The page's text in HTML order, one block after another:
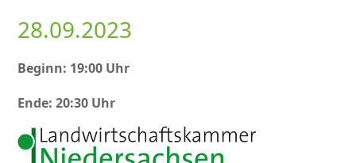
28.09.2023
Beginn: 19:00 Uhr
Ende: 20:30 Uhr